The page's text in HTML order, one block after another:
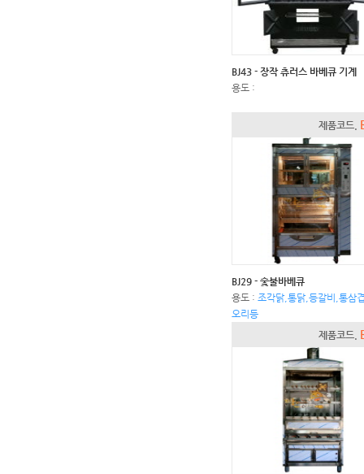
BJ43 - 장작 츄러스 바베큐 기계
용도 :
제품코드.
BJ29 - 숯불바베큐
용도 : 조각닭,통닭,등갈비,통삼
오리등
제품코드.